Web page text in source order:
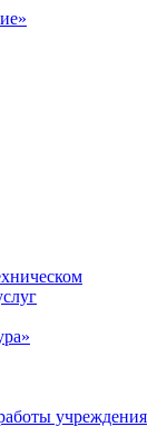
учреждения